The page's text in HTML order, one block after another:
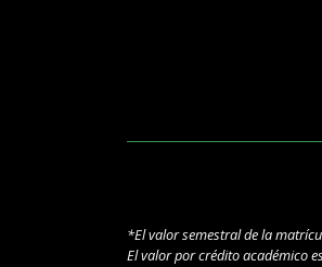
*El valor semestral de la
El valor por crédito académico